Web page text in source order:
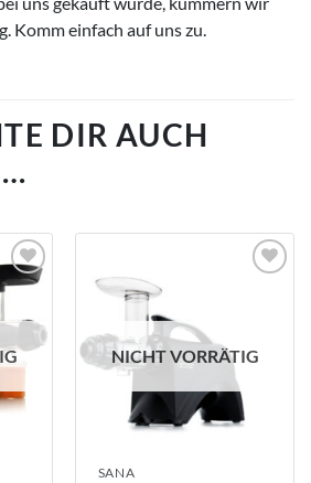
Komm einfach auf uns zu.
DIR AUCH
die
NICHT VORRÄTIG
SANA